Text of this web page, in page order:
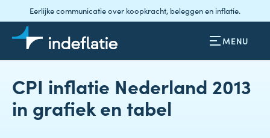
Eerlijke communicatie over koopkracht, beleggen en inflatie.
MENU
CPI inflatie Nederland 2013
in grafiek en tabel